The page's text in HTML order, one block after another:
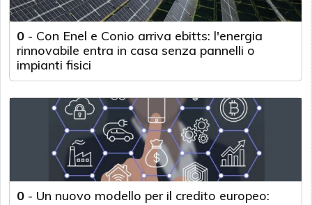
0 - Con Enel e Conio arriva ebitts: l'energia
rinnovabile entra in casa senza pannelli o
impianti fisici
0 - Un nuovo modello per il credito europeo: